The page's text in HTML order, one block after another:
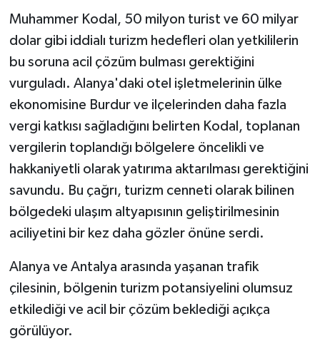
Muhammer Kodal, 50 milyon turist ve 60 milyar
dolar gibi iddialı turizm hedefleri olan yetkililerin
bu soruna acil çözüm bulması gerektiğini
vurguladı. Alanya'daki otel işletmelerinin ülke
ekonomisine Burdur ve ilçelerinden daha fazla
vergi katkısı sağladığını belirten Kodal, toplanan
vergilerin toplandığı bölgelere öncelikli ve
hakkaniyetli olarak yatırıma aktarılması gerektiğini
savundu. Bu çağrı, turizm cenneti olarak bilinen
bölgedeki ulaşım altyapısının geliştirilmesinin
aciliyetini bir kez daha gözler önüne serdi.
Alanya ve Antalya arasında yaşanan trafik
çilesinin, bölgenin turizm potansiyelini olumsuz
etkilediği ve acil bir çözüm beklediği açıkça
görülüyor.